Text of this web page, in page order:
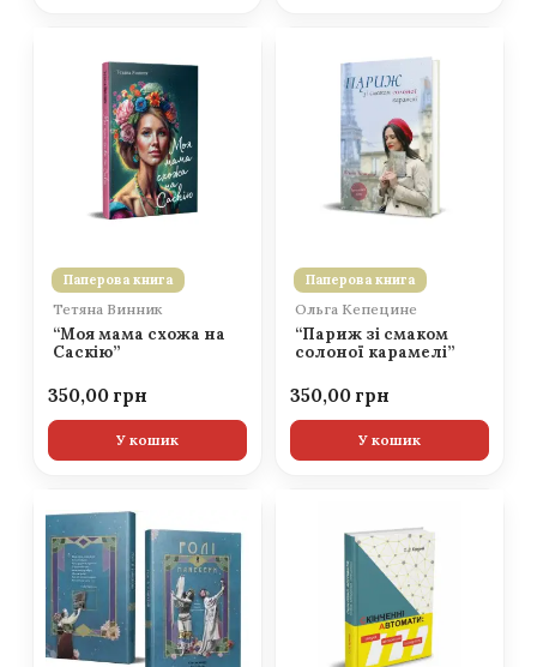
Паперова книга
Тетяна Винник
“Моя мама схожа на
Саскію”
350,00
У кошик
Паперова книга
Ольга Кепецине
“Париж зі смаком
солоної карамелі”
350,00
У кошик